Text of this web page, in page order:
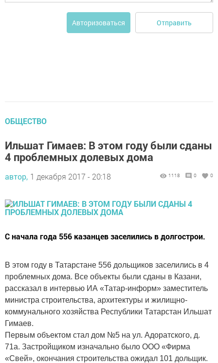
Авторизоваться Отправить
ОБЩЕСТВО
Ильшат Гимаев: В этом году были сданы
4 проблемных долевых дома
автор, 1 декабря 2017 - 20:18 1118 0 0
С начала года 556 казанцев заселились в долгострои.
В этом году в Татарстане 556 дольщиков заселились в 4
проблемных дома. Все объекты были сданы в Казани,
рассказал в интервью ИА «Татар-информ» заместитель
министра строительства, архитектуры и жилищно-
коммунального хозяйства Республики Татарстан Ильшат
Гимаев.
Первым объектом стал дом №5 на ул. Адоратского, д.
71а. Застройщиком изначально было ООО «Фирма
«Свей», окончания строительства ожидал 101 дольщик.